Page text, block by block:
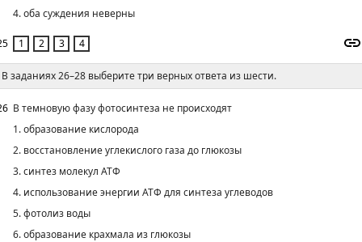
4. оба суждения неверны
В заданиях 26–28 выберите три верных ответа из шести.
В темновую фазу фотосинтеза не происходят
1. образование кислорода
2. восстановление углекислого газа до глюкозы
3. синтез молекул АТФ
4. использование энергии АТФ для синтеза углеводов
5. фотолиз воды
6. образование крахмала из глюкозы